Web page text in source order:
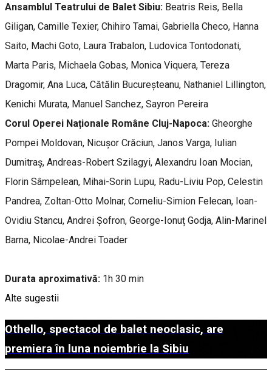
Ansamblul Teatrului de Balet Sibiu: Beatris Reis, Bella
Giligan, Camille Texier, Chihiro Tamai, Gabriella Checo, Hanna
Saito, Machi Goto, Laura Trabalon, Ludovica Tontodonati,
Marta Paris, Michaela Gobas, Monica Viquera, Tereza
Dragomir, Ana Luca, Cătălin Bucureșteanu, Nathaniel Lillington,
Kenichi Murata, Manuel Sanchez, Sayron Pereira
Corul Operei Naționale Române Cluj-Napoca: Gheorghe
Pompei Moldovan, Nicușor Crăciun, Janos Varga, Iulian
Dumitraș, Andreas-Robert Szilagyi, Alexandru Ioan Mocian,
Florin Sâmpelean, Mihai-Sorin Lupu, Radu-Liviu Pop, Celestin
Pandrea, Zoltan-Otto Molnar, Corneliu-Simion Felecan, Ioan-
Ovidiu Stancu, Andrei Șofron, George-Ionuț Godja, Alin-Marinel
Barna, Nicolae-Andrei Toader
Durata aproximativă: 1h 30 min
Alte sugestii
Othello, spectacol de balet neoclasic, are
premiera în luna noiembrie la Sibiu